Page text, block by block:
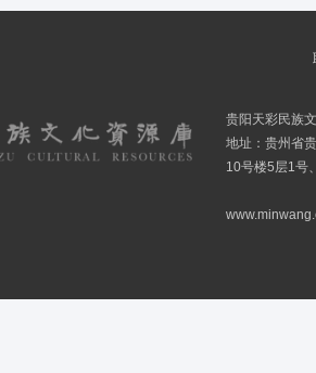
贵阳天彩民族
地址：贵州省
10号楼5层1号